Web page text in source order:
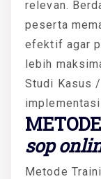
relevan.
peserta
efektif agar
lebih
Studi Kasus
METODE
sop
Metode